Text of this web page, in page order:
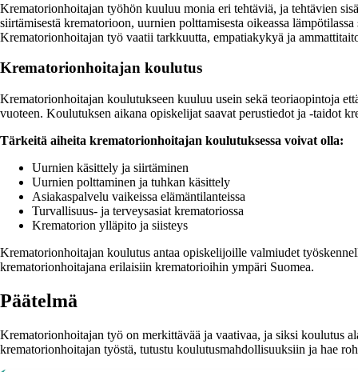
Krematorionhoitajan työhön kuuluu monia eri tehtäviä, ja tehtävien
siirtämisestä krematorioon, uurnien polttamisesta oikeassa
Krematorionhoitajan työ vaatii tarkkuutta, empatiakykyä ja
Krematorionhoitajan koulutus
Krematorionhoitajan koulutukseen kuuluu usein sekä teoriaopintoja
vuoteen. Koulutuksen aikana opiskelijat saavat perustiedot ja -taidot
Tärkeitä aiheita krematorionhoitajan koulutuksessa voivat olla:
Uurnien käsittely ja siirtäminen
Uurnien polttaminen ja tuhkan käsittely
Asiakaspalvelu vaikeissa elämäntilanteissa
Turvallisuus- ja terveysasiat krematoriossa
Krematorion ylläpito ja siisteys
Krematorionhoitajan koulutus antaa opiskelijoille valmiudet
krematorionhoitajana erilaisiin krematorioihin ympäri Suomea.
Päätelmä
Krematorionhoitajan työ on merkittävää ja vaativaa, ja siksi koulutus
krematorionhoitajan työstä, tutustu koulutusmahdollisuuksiin ja hae